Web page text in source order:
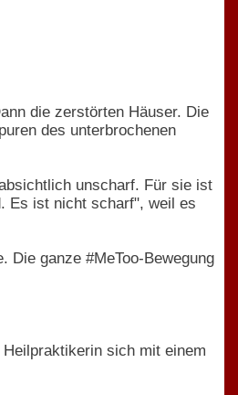
die zerstörten Häuser. Die
des unterbrochenen
unscharf. Für sie ist
Es ist nicht scharf", weil es
Die ganze #MeToo-Bewegung
sich mit einem